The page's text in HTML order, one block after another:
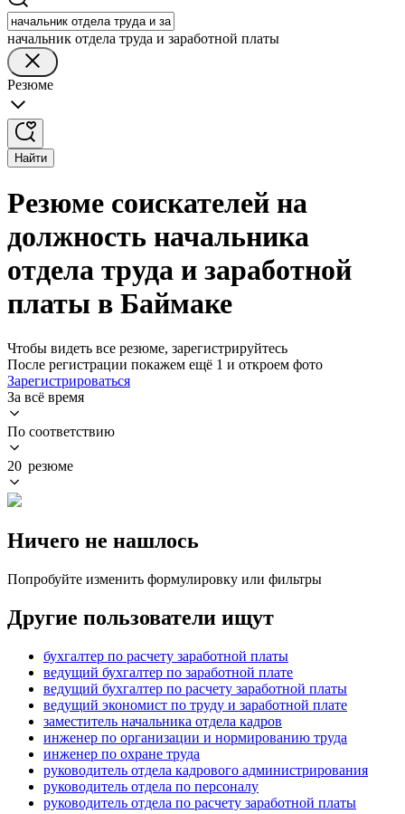
начальник отдела труда и заработной платы
Резюме
Найти
Резюме соискателей на
должность начальника
отдела труда и заработной
платы в Баймаке
Чтобы видеть все резюме, зарегистрируйтесь
После регистрации покажем ещё 1 и откроем фото
Зарегистрироваться
За всё время
По соответствию
20 резюме
Ничего не нашлось
Попробуйте изменить формулировку или фильтры
Другие пользователи ищут
бухгалтер по расчету заработной платы
ведущий бухгалтер по заработной плате
ведущий бухгалтер по расчету заработной платы
ведущий экономист по труду и заработной плате
заместитель начальника отдела кадров
инженер по организации и нормированию труда
инженер по охране труда
руководитель отдела кадрового администрирования
руководитель отдела по персоналу
руководитель отдела по расчету заработной платы